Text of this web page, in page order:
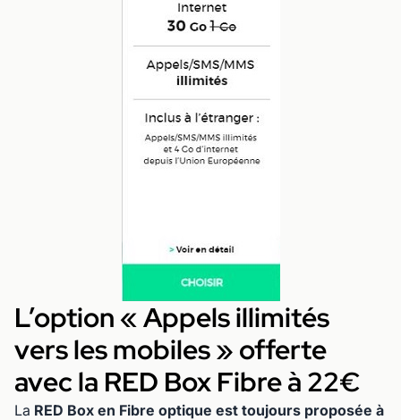
L’option « Appels illimités
vers les mobiles » offerte
avec la RED Box Fibre à 22€
La RED Box en Fibre optique est toujours proposée à